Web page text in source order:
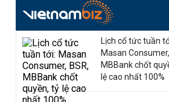
Lịch cổ tức tuần
Masan
MBBank chốt
lệ cao nhất 100%